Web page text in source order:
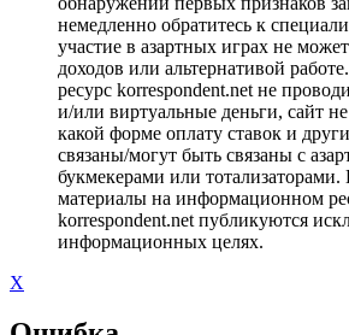
немедленно обратитесь к
участие в азартных играх не
доходов или альтернативой
ресурс korrespondent.net не
и/или виртуальные деньги, сайт
какой форме оплату ставок и
связаны/могут быть связаны с
букмекерами или
материалы на информационном
korrespondent.net публикуются
информационных целях.
X